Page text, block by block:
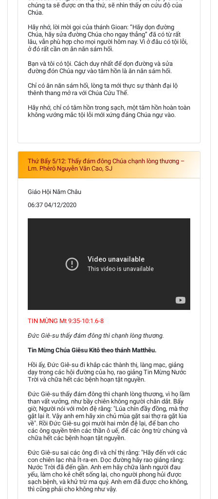
chúng ta sẽ được ơn tha thứ, sẽ nhìn thấy ơn cứu độ của
Chúa.
Hãy nhớ, lời mời gọi của thánh Gioan: “Hãy dọn đường
Chúa, hãy sửa đường Chúa cho ngay thẳng” đã có từ rất
lâu, vẫn phù hợp cho mọi người hôm nay. Vì ở đâu có tội lỗi,
ở đó rất cần ơn ăn năn sám hối.
Bạn và tôi có tội. Cách duy nhất để dọn đường và sửa
đường đón Chúa ngự vào tâm hồn là ăn năn sám hối.
Chỉ có ăn năn sám hối, lòng ta mới thực sự thành đại lộ
thênh thang mở ra với Chúa Cứu Thế.
Hãy nhớ, chỉ có tâm hồn trong sạch, một tâm hồn hoàn toàn
không vướng mắc tội lỗi mới xứng đáng Chúa ngự vào.
Thứ Bẩy 5/12: Thấy đám đông Chúa chạnh lòng thương –
Lm. Phêrô Nguyễn Văn Cao, SJ
Giáo Hội Năm Châu
06:37 04/12/2020
TIN MỪNG Mt 9:35-10:1.6-8
Đức Giê-su thấy đám đông thì chạnh lòng thương.
Tin Mừng Chúa Giêsu Kitô theo thánh Matthêu.
Hồi ấy, Đức Giê-su đi khắp các thành thị, làng mạc, giảng
dạy trong các hội đường của họ, rao giảng Tin Mừng Nước
Trời và chữa hết các bệnh hoạn tật nguyền.
Đức Giê-su thấy đám đông thì chạnh lòng thương, vì họ lầm
than vất vưởng, như bầy chiên không người chăn dắt. Bấy
giờ, Người nói với môn đệ rằng: "Lúa chín đầy đồng, mà thợ
gặt lại ít. Vậy anh em hãy xin chủ mùa gặt sai thợ ra gặt lúa
về". Rồi Đức Giê-su gọi mười hai môn đệ lại, để ban cho
các ông quyền trên các thần ô uế, để các ông trừ chúng và
chữa hết các bệnh hoạn tật nguyền.
Đức Giê-su sai các ông đi và chỉ thị rằng: "Hãy đến với các
con chiên lạc nhà Ít-ra-en. Dọc đường hãy rao giảng rằng:
Nước Trời đã đến gần. Anh em hãy chữa lành người đau
yếu, làm cho kẻ chết sống lại, cho người phong hủi được
sạch bệnh, và khử trừ ma quỷ. Anh em đã được cho không,
thì cũng phải cho không như vậy.